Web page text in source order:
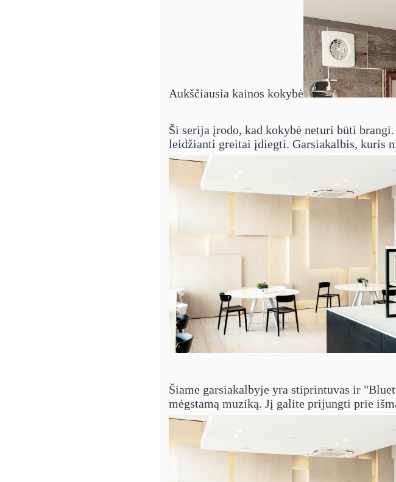
Aukščiausia kainos kokybė
Ši serija įrodo, kad kokybė neturi būti
leidžianti greitai įdiegti. Garsiakalbis, kuris
Šiame garsiakalbyje yra stiprintuvas ir
mėgstamą muziką. Jį galite prijungti prie